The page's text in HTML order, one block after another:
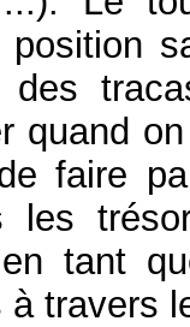
position
quand
faire
les
tant
travers